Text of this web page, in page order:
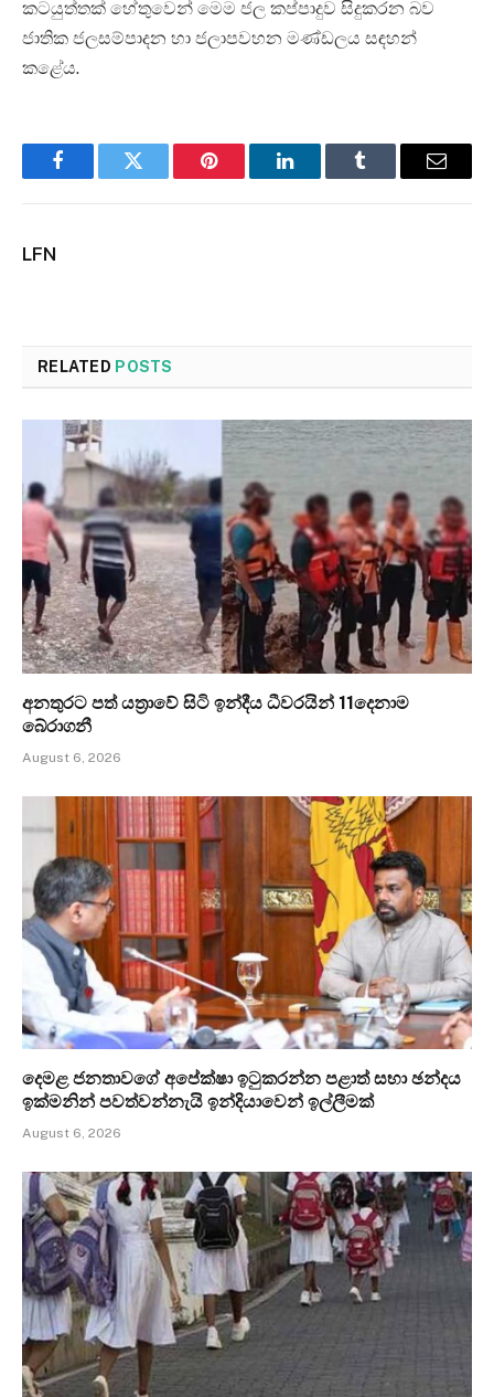
කටයුත්තක් හේතුවෙන් මෙම ජල කප්පාදුව සිදුකරන බව
ජාතික ජලසම්පාදන හා ජලාපවහන මණ්ඩලය සඳහන්
කළේය.
FacebookTwitter Pinterest LinkedInTumblr Email
LFN
RELATED POSTS
අනතුරට පත් යත්‍රාවේ සිටි ඉන්දීය ධීවරයින් 11දෙනාම
බේරාගනී
August 6, 2026
දෙමළ ජනතාවගේ අපේක්ෂා ඉටුකරන්න පළාත් සභා ඡන්දය
ඉක්මනින් පවත්වන්නැයි ඉන්දියාවෙන් ඉල්ලීමක්
August 6, 2026